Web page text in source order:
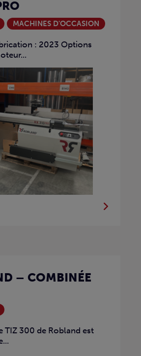
MACHINES D'OCCASION
: 2023 Options
– COMBINÉE
TIZ 300 de Robland est